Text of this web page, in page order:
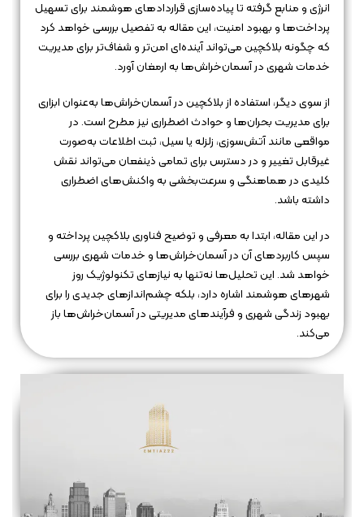
انرژی و منابع گرفته تا پیاده‌سازی قراردادهای هوشمند برای تسهیل
پرداخت‌ها و بهبود امنیت، این مقاله به تفصیل بررسی خواهد کرد
که چگونه بلاکچین می‌تواند آینده‌ای امن‌تر و شفاف‌تر برای مدیریت
خدمات شهری در آسمان‌خراش‌ها به ارمغان آورد.
از سوی دیگر، استفاده از بلاکچین در آسمان‌خراش‌ها به‌عنوان ابزاری
برای مدیریت بحران‌ها و حوادث اضطراری نیز مطرح است. در
مواقعی مانند آتش‌سوزی، زلزله یا سیل، ثبت اطلاعات به‌صورت
غیرقابل تغییر و در دسترس برای تمامی ذینفعان می‌تواند نقش
کلیدی در هماهنگی و سرعت‌بخشی به واکنش‌های اضطراری
داشته باشد.
در این مقاله، ابتدا به معرفی و توضیح فناوری بلاکچین پرداخته و
سپس کاربردهای آن در آسمان‌خراش‌ها و خدمات شهری بررسی
خواهد شد. این تحلیل‌ها نه‌تنها به نیازهای تکنولوژیک روز
شهرهای هوشمند اشاره دارد، بلکه چشم‌اندازهای جدیدی را برای
بهبود زندگی شهری و فرآیندهای مدیریتی در آسمان‌خراش‌ها باز
می‌کند.